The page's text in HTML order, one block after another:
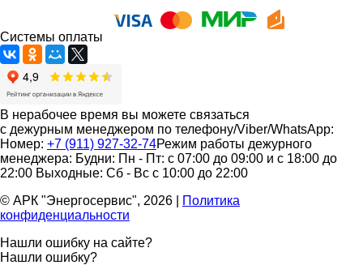
Системы оплаты
В нерабочее время вы можете связаться
с дежурным менеджером по телефону/Viber/WhatsApp:
Номер: +7 (911) 927-32-74Режим работы дежурного
менеджера: Будни: Пн - Пт: с 07:00 до 09:00 и с 18:00 до
22:00 Выходные: Сб - Вс с 10:00 до 22:00
© АРК "Энергосервис", 2026
Политика
конфиденциальности
Нашли ошибку на сайте?
Нашли ошибку?